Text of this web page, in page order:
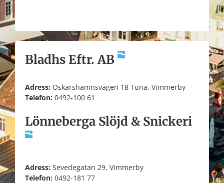
Bladhs Eftr. AB
Adress: Oskarshamnsvägen 18 Tuna, Vimmerby
Telefon: 0492-100 61
Lönneberga Slöjd & Snickeri
Adress: Sevedegatan 29, Vimmerby
Telefon: 0492-181 77